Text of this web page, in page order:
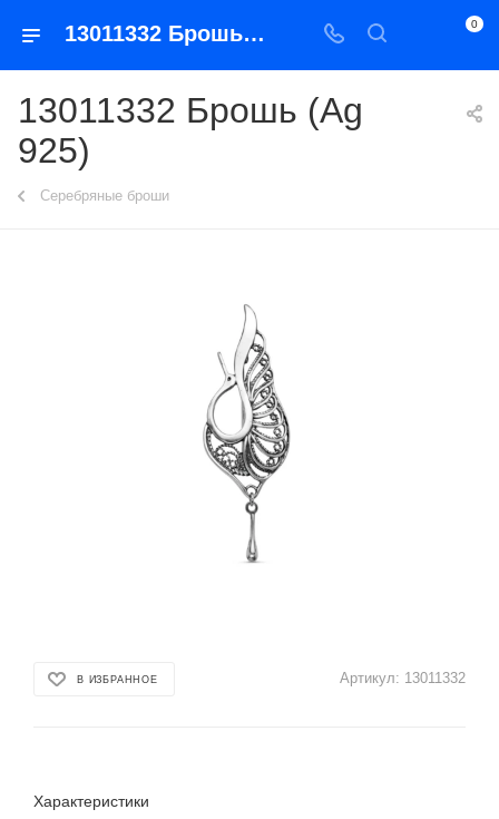
13011332 Брошь (Ag 925) 0
13011332 Брошь (Ag
925)
Серебряные броши
В ИЗБРАННОЕ Артикул: 13011332
Характеристики